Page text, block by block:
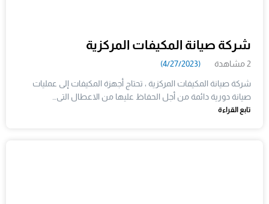
شركة صيانة المكيفات المركزية
2 مشاهدة (4/27/2023)
شركة صيانة المكيفات المركزية ، تحتاج أجهزة المكيفات إلى عمليات
صيانة دورية دائمة من أجل الحفاظ عليها من الاعطال التى…
تابع القراءة